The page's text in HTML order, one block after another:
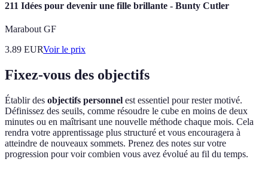
211 Idées pour devenir une fille brillante - Bunty Cutler
Marabout GF
3.89 EURVoir le prix
Fixez-vous des objectifs
Établir des objectifs personnel est essentiel pour rester motivé.
Définissez des seuils, comme résoudre le cube en moins de deux
minutes ou en maîtrisant une nouvelle méthode chaque mois. Cela
rendra votre apprentissage plus structuré et vous encouragera à
atteindre de nouveaux sommets. Prenez des notes sur votre
progression pour voir combien vous avez évolué au fil du temps.